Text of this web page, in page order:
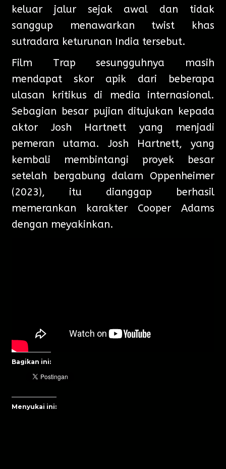
keluar jalur sejak awal dan tidak
sanggup menawarkan twist khas
sutradara keturunan India tersebut.
Film Trap sesungguhnya masih
mendapat skor apik dari beberapa
ulasan kritikus di media internasional.
Sebagian besar pujian ditujukan kepada
aktor Josh Hartnett yang menjadi
pemeran utama. Josh Hartnett, yang
kembali membintangi proyek besar
setelah bergabung dalam Oppenheimer
(2023), itu dianggap berhasil
memerankan karakter Cooper Adams
dengan meyakinkan.
Bagikan ini:
Menyukai ini: